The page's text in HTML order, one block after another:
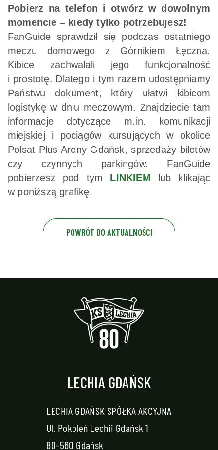
Pobierz na telefon i otwórz w dowolnym
momencie – kiedy tylko potrzebujesz!
FanGuide sprawdził się podczas ostatniego
meczu domowego z Górnikiem Łęczna.
Kibice zachwalali jego funkcjonalność
i prostotę. Dlatego i tym razem udostępniamy
Państwu dokument, który ułatwi kibicom
logistykę w dniu meczowym. Znajdziecie tam
informacje dotyczące m.in. komunikacji
miejskiej i pociągów kursujących w okolice
Polsat Plus Areny Gdańsk, sprzedaży biletów
czy czynnych parkingów. FanGuide
pobierzesz pod tym LINKIEM
lub klikając
w poniższą grafikę.
POWRÓT DO AKTUALNOŚCI
LECHIA GDAŃSK
LECHIA GDAŃSK SPÓŁKA AKCYJNA
Ul. Pokoleń Lechii Gdańsk 1
80-560 Gdańsk